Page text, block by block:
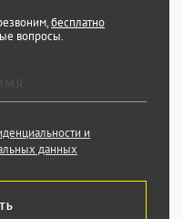
бесплатно
вопросы.
и
данных